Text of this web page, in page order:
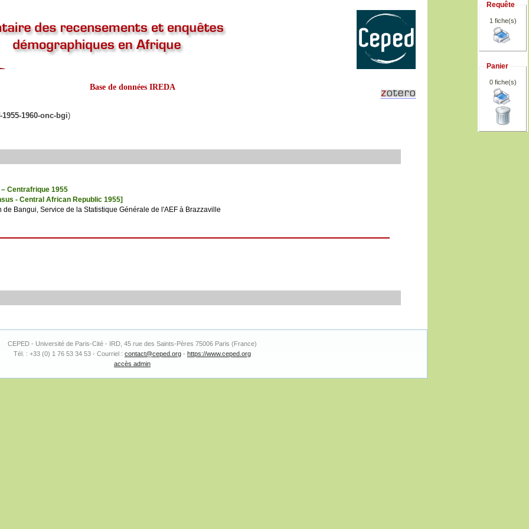
Base de données IREDA
Requête
1 fiche(s)
Panier
0fiche(s)
1955-1960-onc-bgi)
Centrafrique 1955
- Central African Republic 1955]
de Bangui, Service de la Statistique Générale de l'AEF à Brazzaville
CEPED - Université de Paris-Cité - IRD, 45 rue des Saints-Pères 75006 Paris (France)
Tél. : +33 (0) 1 76 53 34 53 - Courriel : contact@ceped.org - https://www.ceped.org
accès admin